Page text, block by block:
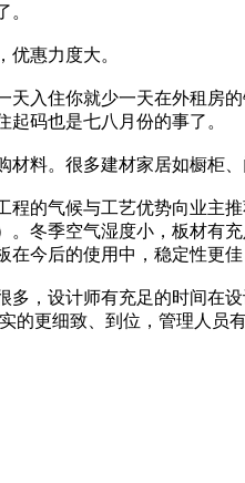
。
惠力度大。
入住你就少一天在外租房
码也是七八月份的事了。
料。很多建材家居如橱柜
的气候与工艺优势向业主
冬季空气湿度小，板材有
今后的使用中，稳定性更佳
，设计师有充足的时间在
更细致、到位，管理人员